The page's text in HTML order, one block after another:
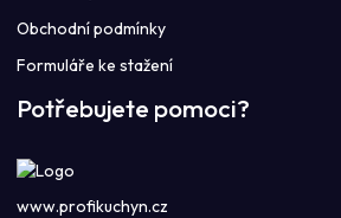
Obchodní podmínky
Formuláře ke stažení
Potřebujete pomoci?
www.profikuchyn.cz